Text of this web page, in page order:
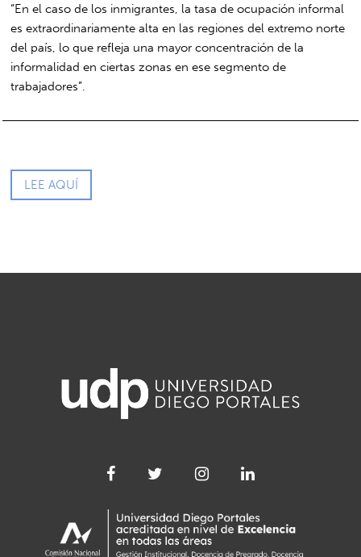
“En el caso de los inmigrantes, la tasa de ocupación informal
es extraordinariamente alta en las regiones del extremo norte
del país, lo que refleja una mayor concentración de la
informalidad en ciertas zonas en ese segmento de
trabajadores”.
LEE AQUÍ